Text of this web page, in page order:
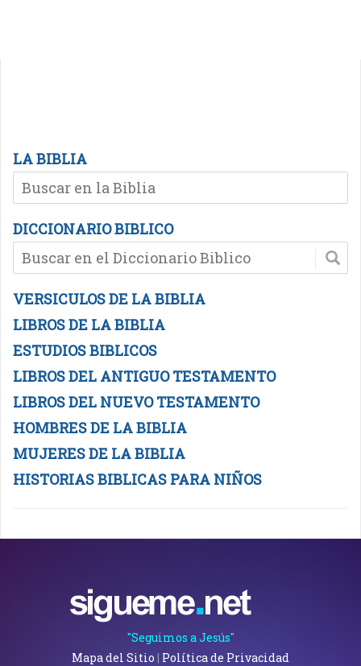
LA BIBLIA
DICCIONARIO BIBLICO
VERSICULOS DE LA BIBLIA
LIBROS DE LA BIBLIA
ESTUDIOS BIBLICOS
LIBROS DEL ANTIGUO TESTAMENTO
LIBROS DEL NUEVO TESTAMENTO
HOMBRES DE LA BIBLIA
MUJERES DE LA BIBLIA
HISTORIAS BIBLICAS PARA NIÑOS
"Seguimos a Jesús"
Mapa del Sitio | Política de Privacidad